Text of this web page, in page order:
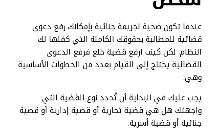
عندما تكون ضحية لجريمة جنائية بإمكانك رفع دعوى
قضائية للمطالبة بحقوقك الكاملة التي كفلها لك
النظام. لكن كيف ارفع قضية خلع فرفع الدعوى
القضائية يحتاج إلى القيام بعدد من الخطوات الأساسية
وهي:
يجب عليك في البداية أن تُحدد نوع القضية التي
واجهتك هل هي قضية تجارية أو قضية إدارية أو قضية
جنائية أو قضية أسرية.